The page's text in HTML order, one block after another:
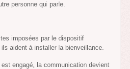
personne qui parle.
imposées par le dispositif
aident à installer la bienveillance.
engagé, la communication devient